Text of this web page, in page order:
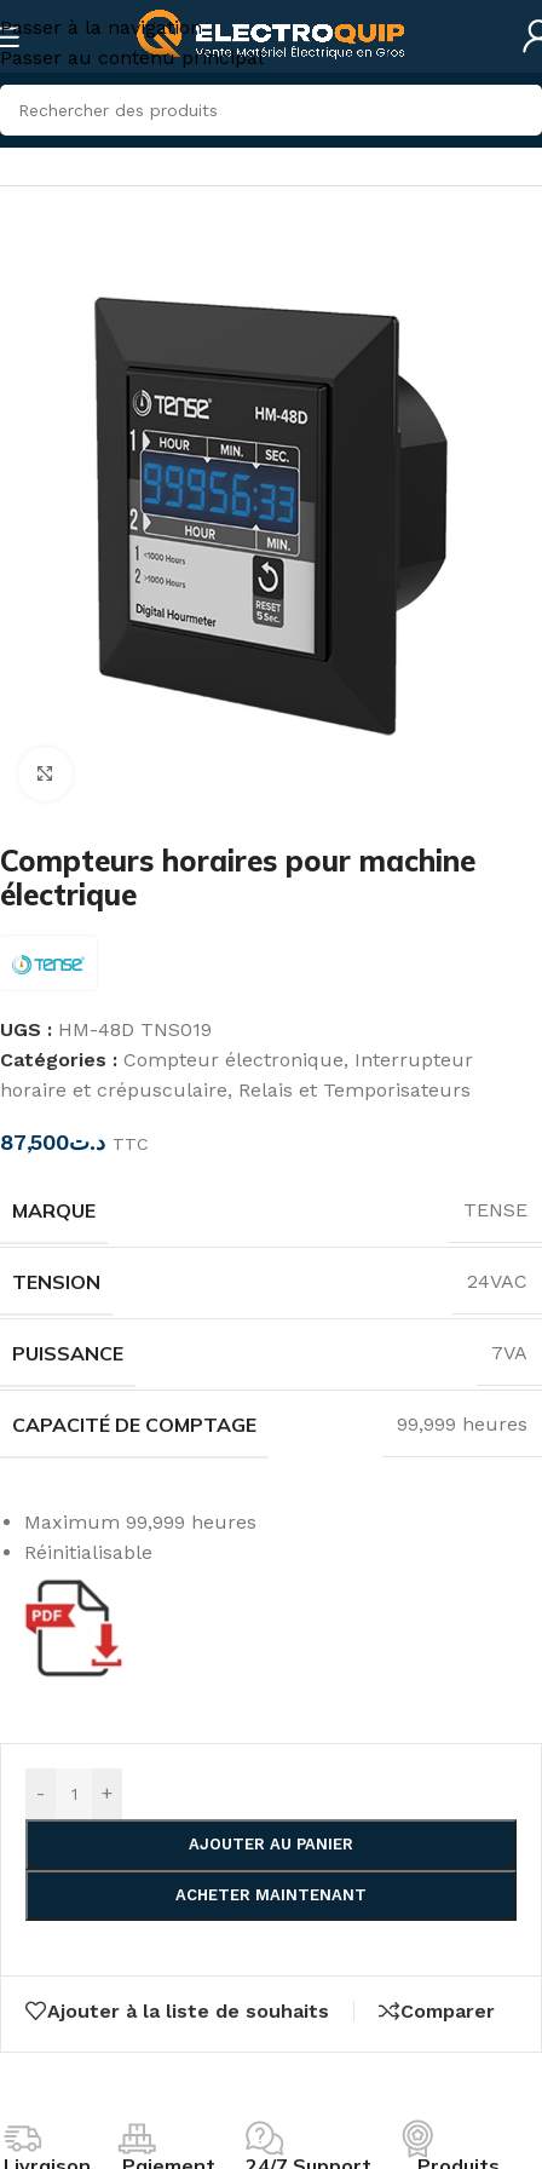
Passer à la navigation
Passer au contenu principal
Accueil/Eclairage/Relais et Temporisateurs
Compteurs horaires pour machine
électrique
UGS : HM-48D TNS019
Catégories : Compteur électronique, Interrupteur
horaire et crépusculaire, Relais et Temporisateurs
د.ت87,500 TTC
MARQUE TENSE
TENSION 24VAC
PUISSANCE 7VA
CAPACITÉ DE COMPTAGE 99,999 heures
Maximum 99,999 heures
Réinitialisable
- +
AJOUTER AU PANIER
ACHETER MAINTENANT
Ajouter à la liste de souhaits Comparer